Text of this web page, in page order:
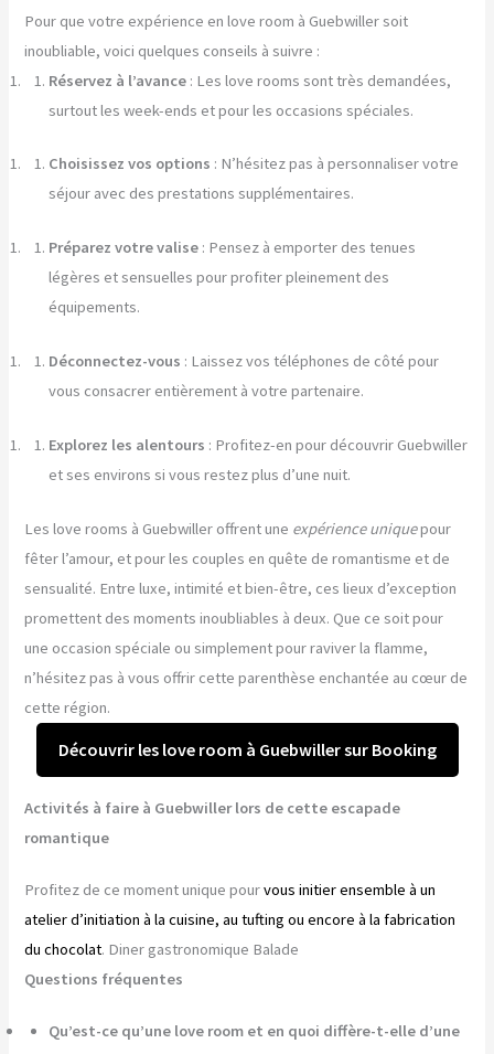
Pour que votre expérience en love room à Guebwiller soit
inoubliable, voici quelques conseils à suivre :
Réservez à l’avance : Les love rooms sont très demandées,
surtout les week-ends et pour les occasions spéciales.
Choisissez vos options : N’hésitez pas à personnaliser votre
séjour avec des prestations supplémentaires.
Préparez votre valise : Pensez à emporter des tenues
légères et sensuelles pour profiter pleinement des
équipements.
Déconnectez-vous : Laissez vos téléphones de côté pour
vous consacrer entièrement à votre partenaire.
Explorez les alentours : Profitez-en pour découvrir Guebwiller
et ses environs si vous restez plus d’une nuit.
Les love rooms à Guebwiller offrent une expérience uniquepour
fêter l’amour, et pour les couples en quête de romantisme et de
sensualité. Entre luxe, intimité et bien-être, ces lieux d’exception
promettent des moments inoubliables à deux. Que ce soit pour
une occasion spéciale ou simplement pour raviver la flamme,
n’hésitez pas à vous offrir cette parenthèse enchantée au cœur de
cette région.
Découvrir les love room à Guebwiller sur Booking
Activités à faire à Guebwiller lors de cette escapade
romantique
Profitez de ce moment unique pourvous initier ensemble à un
atelier d’initiation à la cuisine, au tufting ou encore à la fabrication
du chocolat. Diner gastronomique Balade
Questions fréquentes
Qu’est-ce qu’une love room et en quoi diffère-t-elle d’une